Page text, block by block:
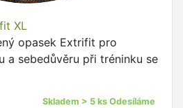
XL
opasek Extrifit pro
a sebedůvěru při tréninku se
Skladem > 5 ks Odesíláme